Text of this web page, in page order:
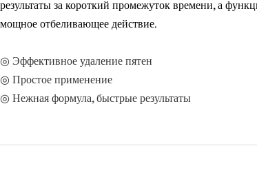
результаты за короткий промежуток времени, а
мощное отбеливающее действие.
◎ Эффективное удаление пятен
◎ Простое применение
◎ Нежная формула, быстрые результаты